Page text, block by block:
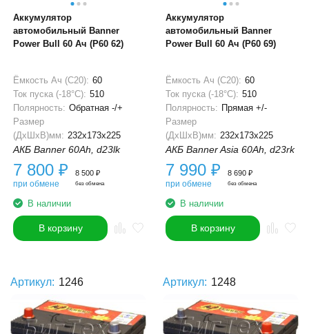
Аккумулятор
автомобильный Banner
Power Bull 60 Ач (P60 62)
Ёмкость Ач (С20): 60
Ток пуска (-18°С): 510
Полярность: Обратная -/+
Размер
(ДхШхВ)мм: 232x173x225
АКБ Banner 60Ah, d23lk
7 800 ₽
при обмене
8 500 ₽
без обмена
В наличии
В корзину
Аккумулятор
автомобильный Banner
Power Bull 60 Ач (P60 69)
Ёмкость Ач (С20): 60
Ток пуска (-18°С): 510
Полярность: Прямая +/-
Размер
(ДхШхВ)мм: 232x173x225
АКБ Banner Asia 60Ah, d23rk
7 990 ₽
при обмене
8 690 ₽
без обмена
В наличии
В корзину
Артикул: 1246 Артикул: 1248